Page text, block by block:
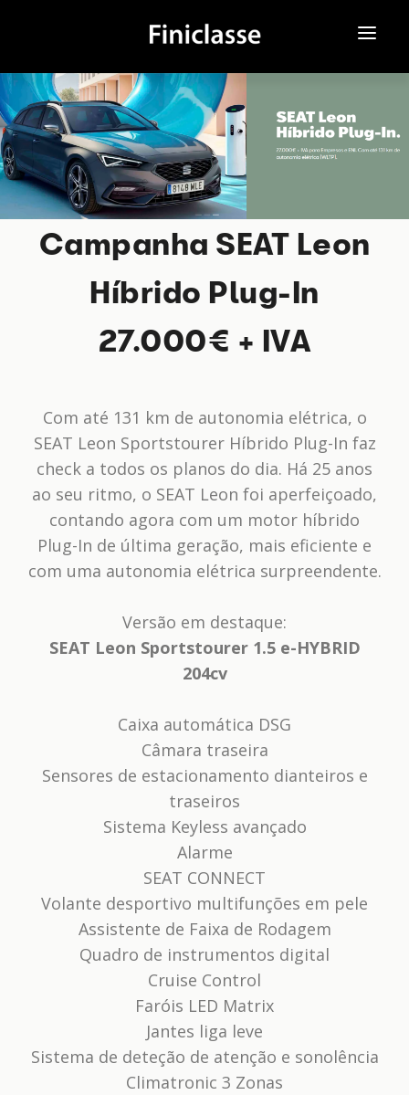
SOBRE NÓS
ATENDIMENTO ONLINE
NOVOS
USADOS
CAMPANHAS
MEDIA
CONTACTOS
Campanha SEAT Leon
Híbrido Plug-In
27.000€ + IVA
Com até 131 km de autonomia elétrica, o
SEAT Leon Sportstourer Híbrido Plug-In faz
check a todos os planos do dia. Há 25 anos
ao seu ritmo, o SEAT Leon foi aperfeiçoado,
contando agora com um motor híbrido
Plug-In de última geração, mais eficiente e
com uma autonomia elétrica surpreendente.
Versão em destaque:
SEAT Leon Sportstourer 1.5 e-HYBRID
204cv
Caixa automática DSG
Câmara traseira
Sensores de estacionamento dianteiros e
traseiros
Sistema Keyless avançado
Alarme
SEAT CONNECT
Volante desportivo multifunções em pele
Assistente de Faixa de Rodagem
Quadro de instrumentos digital
Cruise Control
Faróis LED Matrix
Jantes liga leve
Sistema de deteção de atenção e sonolência
Climatronic 3 Zonas